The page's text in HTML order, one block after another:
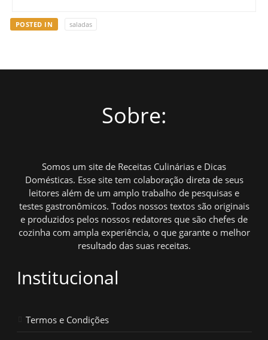
POSTED IN saladas
Sobre:
Somos um site de Receitas Culinárias e Dicas
Domésticas. Esse site tem colaboração direta de seus
leitores além de um amplo trabalho de pesquisas e
testes gastronômicos. Todos nossos textos são originais
e produzidos pelos nossos redatores que são chefes de
cozinha com ampla experiência, o que garante o melhor
resultado das suas receitas.
Institucional
Termos e Condições